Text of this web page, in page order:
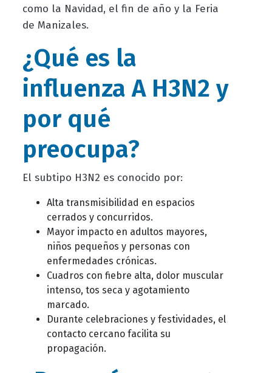
como la Navidad, el fin de año y la Feria
de Manizales.
¿Qué es la
influenza A H3N2 y
por qué
preocupa?
El subtipo H3N2 es conocido por:
Alta transmisibilidad en espacios
cerrados y concurridos.
Mayor impacto en adultos mayores,
niños pequeños y personas con
enfermedades crónicas.
Cuadros con fiebre alta, dolor muscular
intenso, tos seca y agotamiento
marcado.
Durante celebraciones y festividades, el
contacto cercano facilita su
propagación.